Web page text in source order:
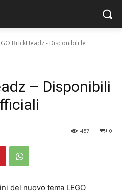
BrickHeadz - Disponibili le
– Disponibili
0
457
del nuovo tema LEGO